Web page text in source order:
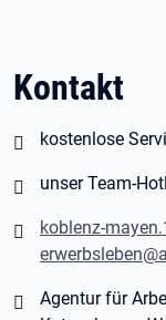
Kontakt
kostenlose
unser Team-
koblenz-
Agentur für